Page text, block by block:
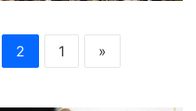
«
1
2